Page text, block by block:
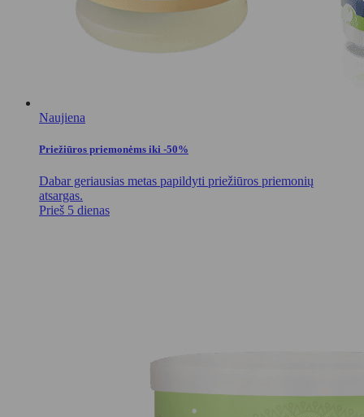
Naujiena
Priežiūros priemonėms iki -50%
Dabar geriausias metas papildyti priežiūros priemonių
atsargas.
Prieš 5 dienas